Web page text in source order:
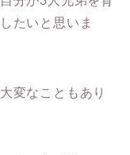
たいと思いま
変なこともあり